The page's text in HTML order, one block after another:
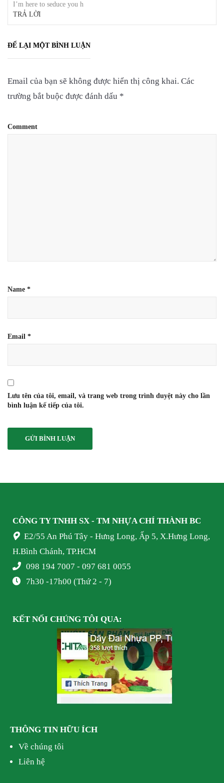
I’m here to seduce you h
TRẢ LỜI
ĐỂ LẠI MỘT BÌNH LUẬN
Email của bạn sẽ không được hiển thị công khai. Các
trường bắt buộc được đánh dấu *
Comment
Name *
Email *
Lưu tên của tôi, email, và trang web trong trình duyệt này cho lần
bình luận kế tiếp của tôi.
CÔNG TY TNHH SX - TM NHỰACHÍ THÀNH BC
E2/55 An Phú Tây - Hưng Long, Ấp 5, X.Hưng Long,
H.Bình Chánh, TP.HCM
098 194 7007 - 097 681 0055
7h30 -17h00 (Thứ 2 - 7)
KẾT NỐI CHÚNG TÔI QUA:
THÔNG TIN HỮU ÍCH
Về chúng tôi
Liên hệ